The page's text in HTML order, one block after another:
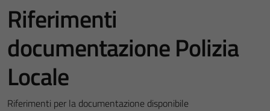
Riferimenti
documentazione Polizia
Locale
Riferimenti per la documentazione disponibile